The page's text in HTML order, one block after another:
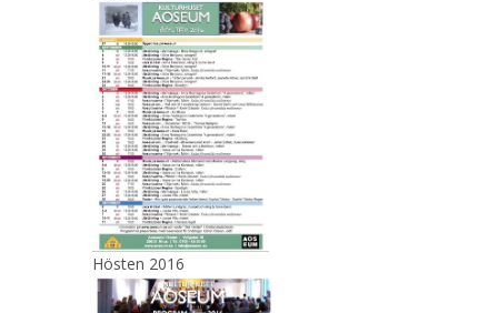
Hösten 2016